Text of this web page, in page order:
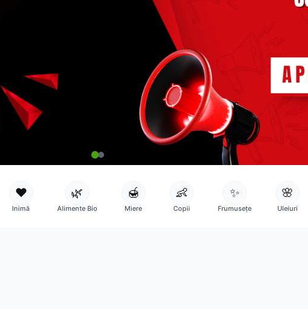
❤️
Inimă
🌿
Alimente Bio
🍯
Miere
👶
Copii
✨
Frumusețe
🌸
Uleiuri